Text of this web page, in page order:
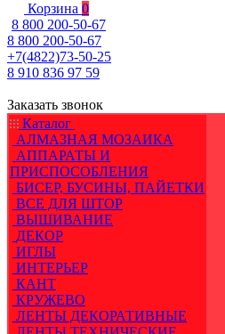
Корзина 0
8 800 200-50-67
8 800 200-50-67
+7(4822)73-50-25
8 910 836 97 59
Заказать звонок
Каталог
АЛМАЗНАЯ МОЗАИКА
АППАРАТЫ И
ПРИСПОСОБЛЕНИЯ
БИСЕР, БУСИНЫ, ПАЙЕТКИ
ВСЕ ДЛЯ ШТОР
ВЫШИВАНИЕ
ДЕКОР
ИГЛЫ
ИНТЕРЬЕР
КАНТ
КРУЖЕВО
ЛЕНТЫ ДЕКОРАТИВНЫЕ